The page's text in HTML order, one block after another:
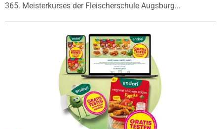
365. Meisterkurses der Fleischerschule Augsburg...